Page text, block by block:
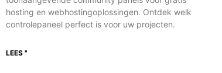
hosting en webhostingoplossingen. Ontdek welk
controlepaneel perfect is voor uw projecten.
LEES "